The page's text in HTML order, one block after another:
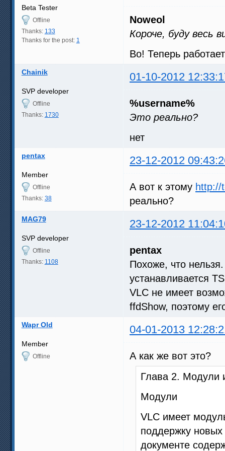
Beta Tester
Offline
Thanks: 133
Thanks for the post: 1
Noweol
Короче, буду весь
Во! Теперь
Chainik 01-10-2012
SVP developer
Offline
Thanks: 1730
%username%
Это реально?
нет
pentax 23-12-2012
Member
Offline
Thanks: 38
А вот к этому http://
реально?
MAG79 23-12-2012
SVP developer
Offline
Thanks: 1108
pentax
Похоже, что
устанавливается
VLC не имеет
ffdShow, поэтому
Wapr Old 04-01-2013
Member
Offline
А как же вот это?
Глава 2. Модули
Модули
VLC имеет
поддержку
документе